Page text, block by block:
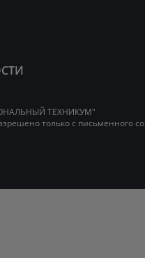
ТЕХНИКУМ"
только с письменного